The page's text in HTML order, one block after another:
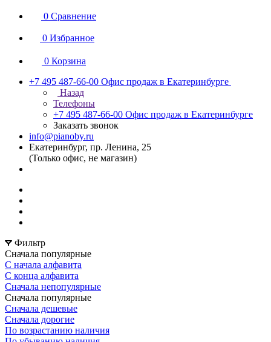
0 Сравнение
0 Избранное
0 Корзина
+7 495 487-66-00 Офис продаж в Екатеринбурге
Назад
Телефоны
+7 495 487-66-00 Офис продаж в Екатеринбурге
Заказать звонок
info@pianoby.ru
Екатеринбург, пр. Ленина, 25
(Только офис, не магазин)
Фильтр
Сначала популярные
С начала алфавита
С конца алфавита
Сначала непопулярные
Сначала популярные
Сначала дешевые
Сначала дорогие
По возрастанию наличия